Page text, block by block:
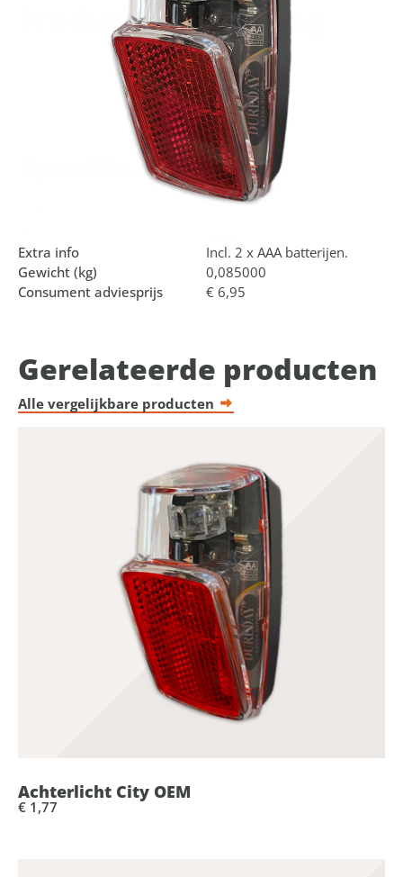
Product­omschrijving
Het City achterlicht van Lynx heeft 1 super felle LED, welke
zichtbaar is tot wel 600 meter. De koplamp is zeer
eenvoudig aan het achterspatbord te bevestigen. Inclusief
2 AAA batterijen en wordt geleverd op een nette hangkaart.
Specificaties
429631
Extra info
Incl. 2 x AAA batterijen.
Gewicht (kg)
0,085000
Consument adviesprijs
€ 6,95
Gerelateerde producten
Alle vergelijkbare producten
Achterlicht City OEM
€ 1,77